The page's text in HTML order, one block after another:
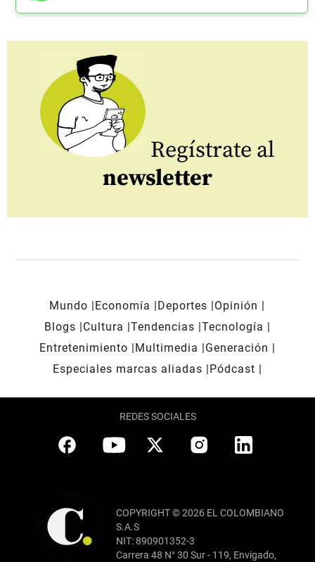
Regístrate al
newsletter
Mundo Economía Deportes
Opinión
Blogs
Cultura Tendencias Tecnología
Entretenimiento
Multimedia
Generación
Especiales marcas aliadas
Pódcast
REDES SOCIALES
COPYRIGHT © 2026 EL COLOMBIANO
S.A.S
NIT: 890901352-3
Carrera 48 N° 30 Sur - 119, Envigado,